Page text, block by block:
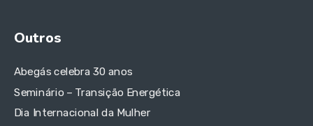
Outros
Abegás celebra 30 anos
Seminário – Transição Energética
Dia Internacional da Mulher